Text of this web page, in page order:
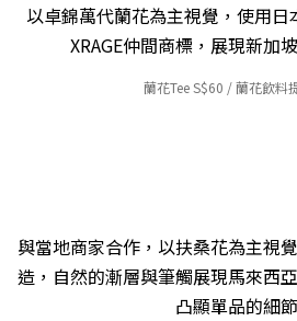
以卓錦萬代蘭花為主視覺，使用
XRAGE仲間商標，展現新加
蘭花Tee S$60 / 蘭花飲料
與當地商家合作，以扶桑花為主視
造，自然的漸層與筆觸展現馬來西
凸顯單品的細節